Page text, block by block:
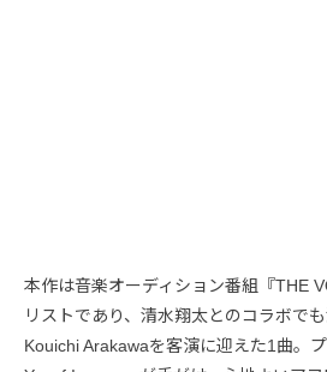
本作は音楽オーディション番組『THE
リストであり、清水翔太とのコラボで
Kouichi Arakawaを客演に迎えた1曲。